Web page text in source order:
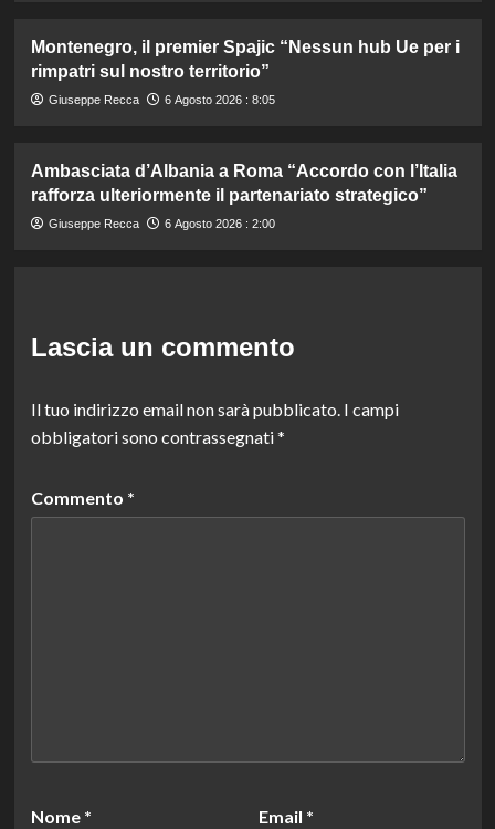
Montenegro, il premier Spajic “Nessun hub Ue per i
rimpatri sul nostro territorio”
Giuseppe Recca 6 Agosto 2026 : 8:05
Ambasciata d’Albania a Roma “Accordo con l’Italia
rafforza ulteriormente il partenariato strategico”
Giuseppe Recca 6 Agosto 2026 : 2:00
Lascia un commento
Il tuo indirizzo email non sarà pubblicato. I campi
obbligatori sono contrassegnati*
Commento *
Nome * Email *